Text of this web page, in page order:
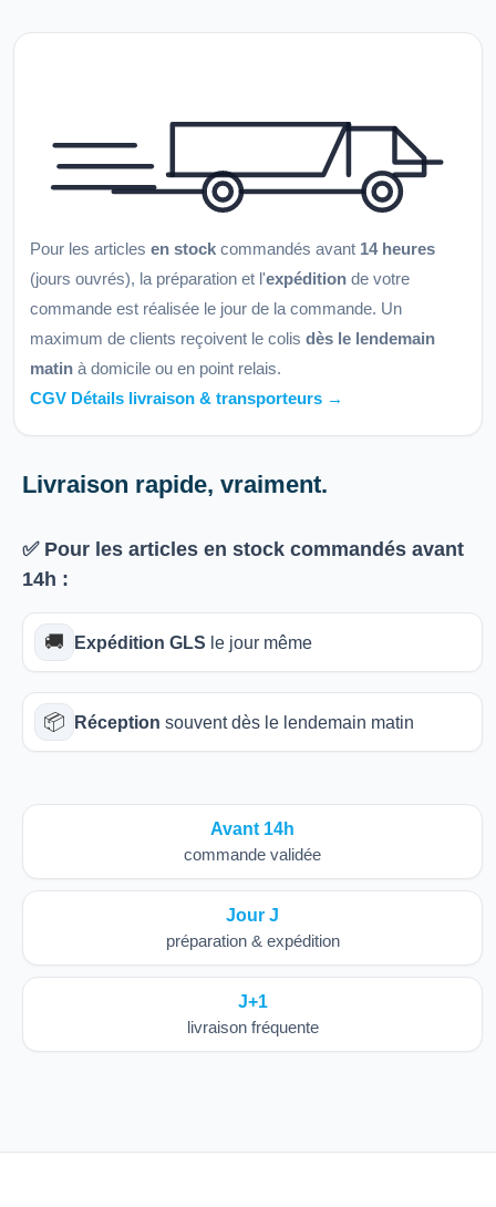
Pour les articles en stock commandés avant 14 heures
(jours ouvrés), la préparation et l'expédition de votre
commande est réalisée le jour de la commande. Un
maximum de clients reçoivent le colis dès le lendemain
matin à domicile ou en point relais.
CGV Détails livraison & transporteurs →
Livraison rapide, vraiment.
✅ Pour les articles en stock commandés avant
14h :
🚚 Expédition GLS le jour même
📦 Réception souvent dès le lendemain matin
Avant 14h
commande validée
Jour J
préparation & expédition
J+1
livraison fréquente